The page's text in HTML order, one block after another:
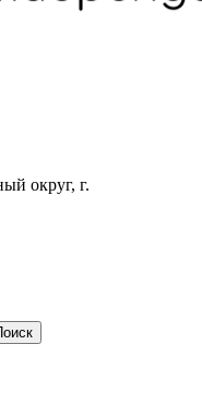
округ, г.